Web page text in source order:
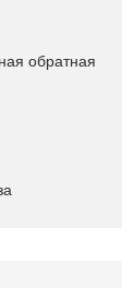
обратная